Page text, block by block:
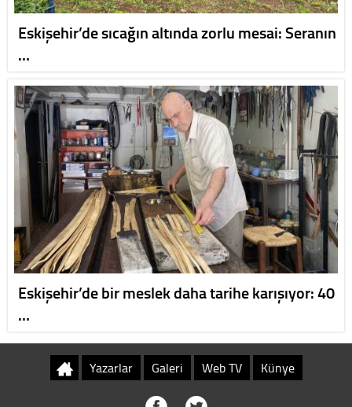
Eskişehir’de sıcağın altında zorlu mesai: Seranın
…
Eskişehir’de bir meslek daha tarihe karışıyor: 40
…
Yazarlar Galeri Web TV Künye